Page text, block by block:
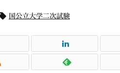
国公立大学二次試験